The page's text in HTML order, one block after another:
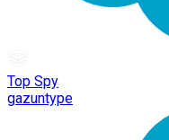
Top Spy
gazuntype